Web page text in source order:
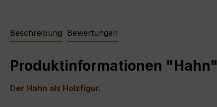
Beschreibung Bewertungen
Produktinformationen "Hahn"
Der Hahn als Holzfigur.